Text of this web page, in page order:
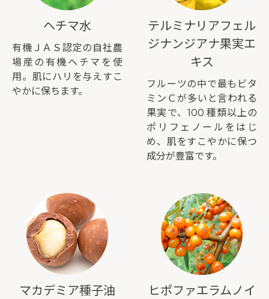
ヘチマ水
有機ＪＡＳ認定の自社農
場産の有機ヘチマを使
用。肌にハリを与えすこ
やかに保ちます。
テルミナリアフェル
ジナンジアナ果実エ
キス
フルーツの中で最もビタ
ミンＣが多いと言われる
果実で、100 種類以上の
ポリフェノールをはじ
め、肌をすこやかに保つ
成分が豊富です。
マカデミア種子油
ヒポファエラムノイ